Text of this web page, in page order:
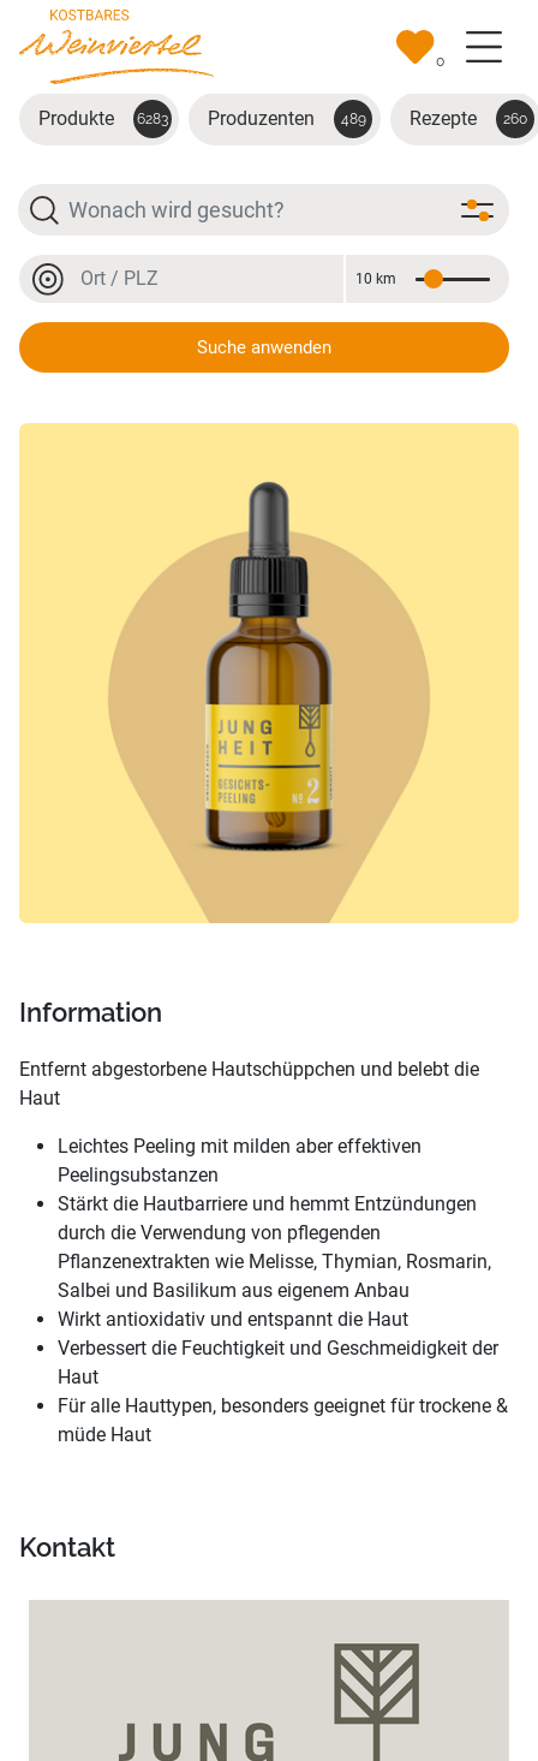
Zum Hauptinhalt springen
0
Produkte 6283 Produzenten 489 Rezepte 260
Suche
Ort oder PLZ
Entfernung
10 km
Suche anwenden
Bio Gesichts Peeling
Information
Entfernt abgestorbene Hautschüppchen und belebt die
Haut
Leichtes Peeling mit milden aber effektiven
Peelingsubstanzen
Stärkt die Hautbarriere und hemmt Entzündungen
durch die Verwendung von pflegenden
Pflanzenextrakten wie Melisse, Thymian, Rosmarin,
Salbei und Basilikum aus eigenem Anbau
Wirkt antioxidativ und entspannt die Haut
Verbessert die Feuchtigkeit und Geschmeidigkeit der
Haut
Für alle Hauttypen, besonders geeignet für trockene &
müde Haut
Kontakt